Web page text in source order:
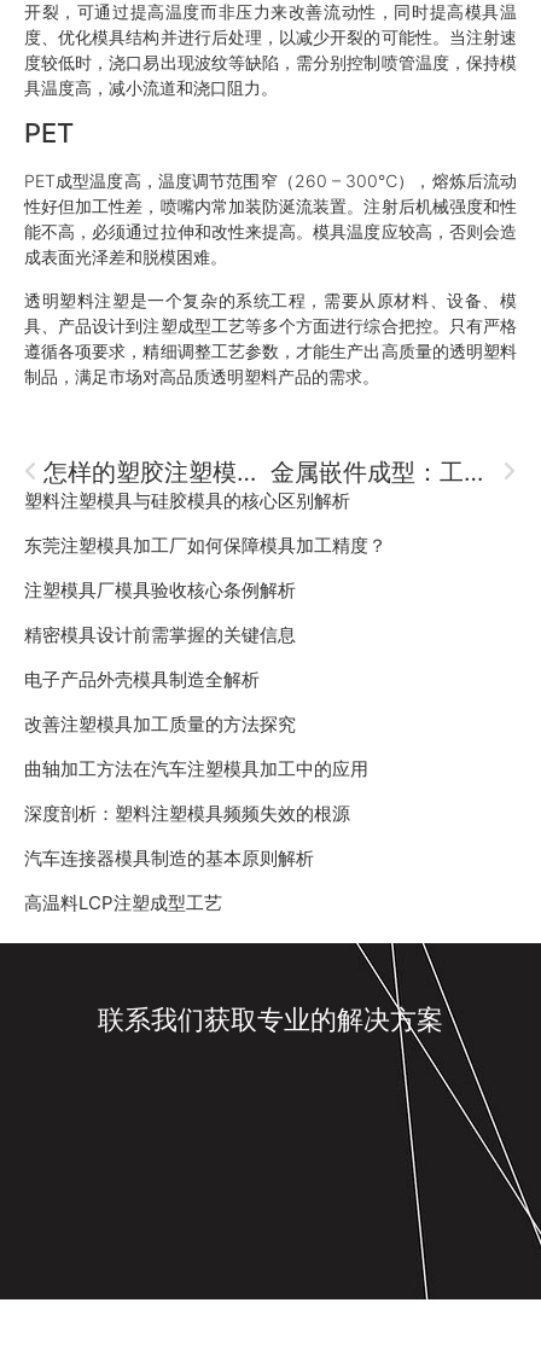
开裂，可通过提高温度而非压力来改善流动性，同时提高模具温
度、优化模具结构并进行后处理，以减少开裂的可能性。当注射速
度较低时，浇口易出现波纹等缺陷，需分别控制喷管温度，保持模
具温度高，减小流道和浇口阻力。
PET
PET成型温度高，温度调节范围窄（260 – 300℃），熔炼后流动
性好但加工性差，喷嘴内常加装防涎流装置。注射后机械强度和性
能不高，必须通过拉伸和改性来提高。模具温度应较高，否则会造
成表面光泽差和脱模困难。
透明塑料注塑是一个复杂的系统工程，需要从原材料、设备、模
具、产品设计到注塑成型工艺等多个方面进行综合把控。只有严格
遵循各项要求，精细调整工艺参数，才能生产出高质量的透明塑料
制品，满足市场对高品质透明塑料产品的需求。
怎样的塑胶注塑模具工厂才值得信赖？ 金属嵌件成型：工艺解析与显著优势
塑料注塑模具与硅胶模具的核心区别解析
东莞注塑模具加工厂如何保障模具加工精度？
注塑模具厂模具验收核心条例解析
精密模具设计前需掌握的关键信息
电子产品外壳模具制造全解析
改善注塑模具加工质量的方法探究
曲轴加工方法在汽车注塑模具加工中的应用
深度剖析：塑料注塑模具频频失效的根源
汽车连接器模具制造的基本原则解析
高温料LCP注塑成型工艺
联系我们获取专业的解决方案